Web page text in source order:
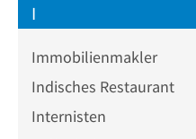
I
Immobilienmakler
Indisches Restaurant
Internisten